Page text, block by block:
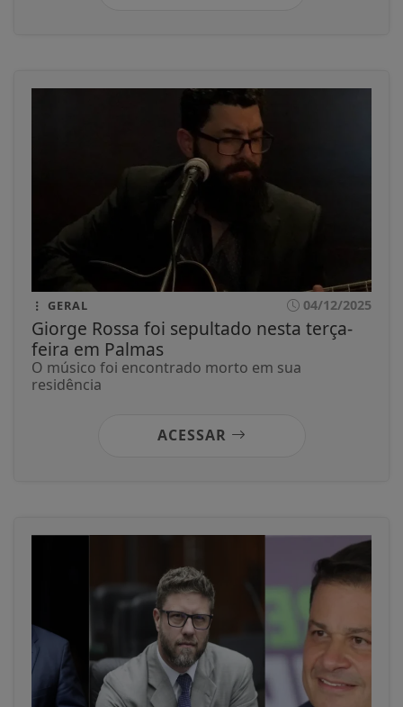
GERAL 04/12/2025
Giorge Rossa foi sepultado nesta terça-
feira em Palmas
O músico foi encontrado morto em sua
residência
ACESSAR